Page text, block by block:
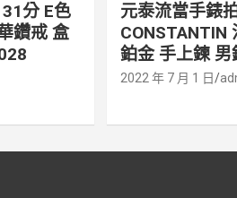
分 E色
鑽戒 盒
元泰流當手錶
CONSTANTIN
鉑金 手上鍊
2022 年 7 月 1 日